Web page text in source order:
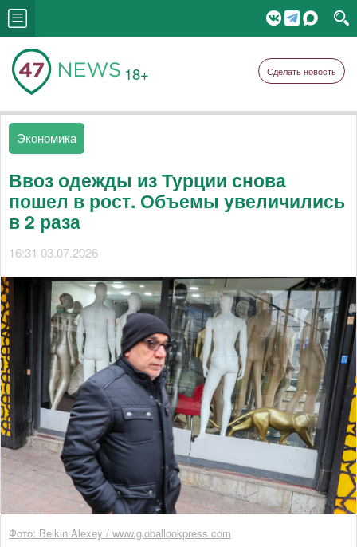
18+ Сделать новость
Экономика
Ввоз одежды из Турции снова
пошел в рост. Объемы увеличились
в 2 раза
16:31 03.07.2026
Фото: Belkin Alexey / www.globallookpress.com